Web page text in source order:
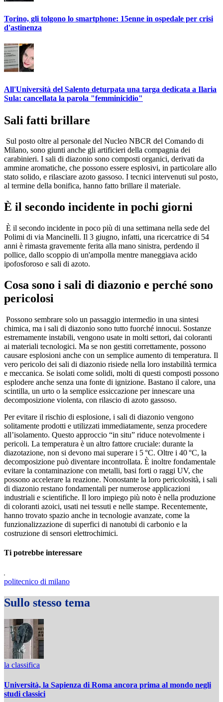
Torino, gli tolgono lo smartphone: 15enne in ospedale per crisi
d'astinenza
All'Università del Salento deturpata una targa dedicata a Ilaria
Sula: cancellata la parola "femminicidio"
Sali fatti brillare
Sul posto oltre al personale del Nucleo NBCR del Comando di
Milano, sono giunti anche gli artificieri della compagnia dei
carabinieri. I sali di diazonio sono composti organici, derivati da
ammine aromatiche, che possono essere esplosivi, in particolare allo
stato solido, e rilasciare azoto gassoso. I tecnici intervenuti sul posto,
al termine della bonifica, hanno fatto brillare il materiale.
È il secondo incidente in pochi giorni
È il secondo incidente in poco più di una settimana nella sede del
Polimi di via Mancinelli. Il 3 giugno, infatti, una ricercatrice di 54
anni è rimasta gravemente ferita alla mano sinistra, perdendo il
pollice, dallo scoppio di un'ampolla mentre maneggiava acido
ipofosforoso e sali di azoto.
Cosa sono i sali di diazonio e perché sono
pericolosi
Possono sembrare solo un passaggio intermedio in una sintesi
chimica, ma i sali di diazonio sono tutto fuorché innocui. Sostanze
estremamente instabili, vengono usate in molti settori, dai coloranti
ai materiali tecnologici. Ma se non gestiti correttamente, possono
causare esplosioni anche con un semplice aumento di temperatura. Il
vero pericolo dei sali di diazonio risiede nella loro instabilità termica
e meccanica. Se isolati come solidi, molti di questi composti possono
esplodere anche senza una fonte di ignizione. Bastano il calore, una
scintilla, un urto o la semplice essiccazione per innescare una
decomposizione violenta, con rilascio di azoto gassoso.
Per evitare il rischio di esplosione, i sali di diazonio vengono
solitamente prodotti e utilizzati immediatamente, senza procedere
all’isolamento. Questo approccio “in situ” riduce notevolmente i
pericoli. La temperatura è un altro fattore cruciale: durante la
diazotazione, non si devono mai superare i 5 °C. Oltre i 40 °C, la
decomposizione può diventare incontrollata. È inoltre fondamentale
evitare la contaminazione con metalli, basi forti o raggi UV, che
possono accelerare la reazione. Nonostante la loro pericolosità, i sali
di diazonio restano fondamentali per numerose applicazioni
industriali e scientifiche. Il loro impiego più noto è nella produzione
di coloranti azoici, usati nei tessuti e nelle stampe. Recentemente,
hanno trovato spazio anche in tecnologie avanzate, come la
funzionalizzazione di superfici di nanotubi di carbonio e la
costruzione di sensori elettrochimici.
Ti potrebbe interessare
politecnico di milano
Sullo stesso tema
la classifica
Università, la Sapienza di Roma ancora prima al mondo negli
studi classici